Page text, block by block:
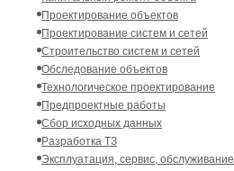
Проектирование объектов
Проектирование систем и сетей
Строительство систем и сетей
Обследование объектов
Технологическое проектирование
Предпроектные работы
Сбор исходных данных
Разработка ТЗ
Эксплуатация, сервис, обслуживание